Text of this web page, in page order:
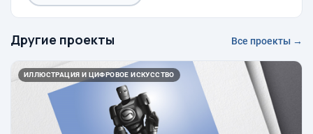
Другие проекты Все проекты →
ИЛЛЮСТРАЦИЯ И ЦИФРОВОЕ ИСКУССТВО